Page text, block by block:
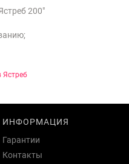
200"
Ястреб
ИНФОРМАЦИЯ
Гарантии
Контакты